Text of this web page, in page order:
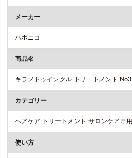
メーカー
ハホニコ
商品名
キラメトゥインクル トリートメント No3
カテゴリー
ヘアケア トリートメント サロンケア専用
使い方